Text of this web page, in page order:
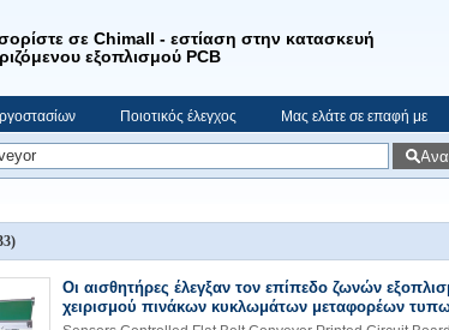
σε Chimall - εστίαση στην κατασκευή
εξοπλισμού PCB
Ποιοτικός έλεγχος Μας ελάτε σε επαφή με
Οι αισθητήρες έλεγξαν τον επίπεδο ζωνών
χειρισμού πινάκων κυκλωμάτων μεταφορέων